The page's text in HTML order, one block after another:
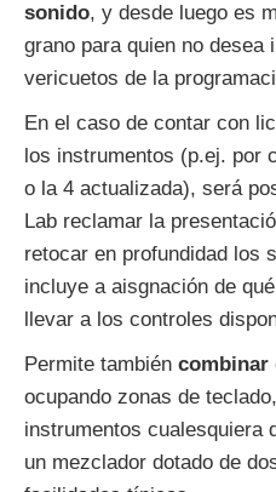
sonido, y desde luego es
grano para quien no desea
vericuetos de la
En el caso de contar con
los instrumentos (p.ej. por
o la 4 actualizada), será
Lab reclamar la
retocar en profundidad los
incluye a aisgnación de
llevar a los controles
Permite también combinar
ocupando zonas de
instrumentos cualesquiera
un mezclador dotado de